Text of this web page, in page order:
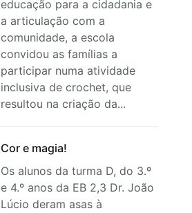
educação para a cidadania e
a articulação com a
comunidade, a escola
convidou as famílias a
participar numa atividade
inclusiva de crochet, que
resultou na criação da...
Cor e magia!
Os alunos da turma D, do 3.º
e 4.º anos da EB 2,3 Dr. João
Lúcio deram asas à